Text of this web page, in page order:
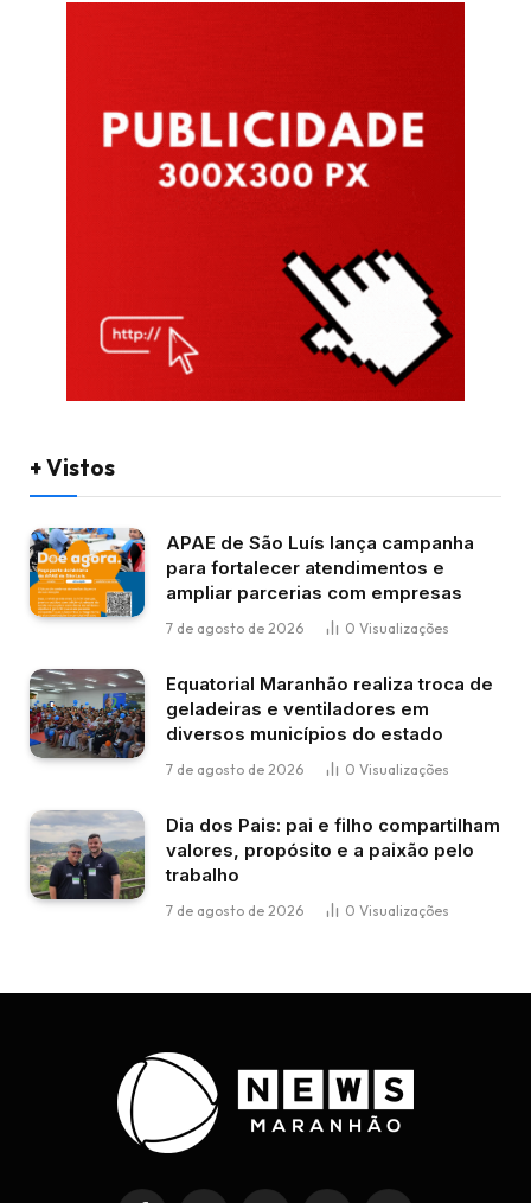
+ Vistos
APAE de São Luís lança campanha
para fortalecer atendimentos e
ampliar parcerias com empresas
7 de agosto de 2026 0 Visualizações
Equatorial Maranhão realiza troca de
geladeiras e ventiladores em
diversos municípios do estado
7 de agosto de 2026 0 Visualizações
Dia dos Pais: pai e filho compartilham
valores, propósito e a paixão pelo
trabalho
7 de agosto de 2026 0 Visualizações